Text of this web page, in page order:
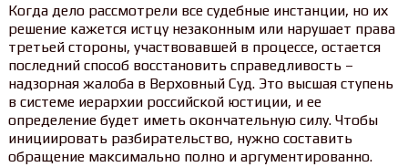
Когда дело рассмотрели все судебные инстанции, но их
решение кажется истцу незаконным или нарушает права
третьей стороны, участвовавшей в процессе, остается
последний способ восстановить справедливость –
надзорная жалоба в Верховный Суд. Это высшая ступень
в системе иерархии российской юстиции, и ее
определение будет иметь окончательную силу. Чтобы
инициировать разбирательство, нужно составить
обращение максимально полно и аргументированно.